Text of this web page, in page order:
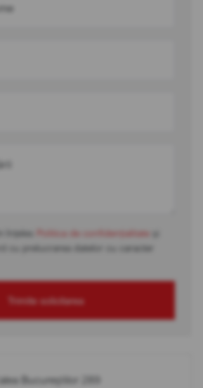
înțeles Politica de confidențialitate
cu prelucrarea datelor cu caracter
Trimite solicitarea
Bucureștilor 289